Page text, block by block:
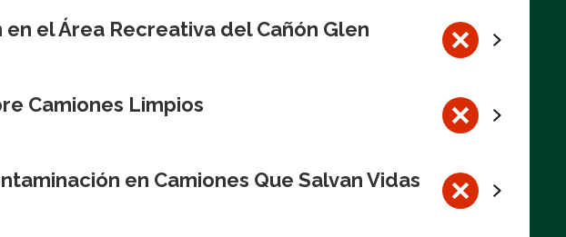
el Área Recreativa del Cañón Glen
Camiones Limpios
en Camiones Que Salvan Vidas